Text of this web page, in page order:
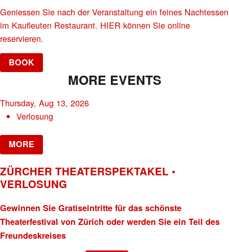
Geniessen Sie nach der Veranstaltung ein feines Nachtessen
im Kaufleuten Restaurant. HIER können Sie online
reservieren.
BOOK
MORE EVENTS
Thursday, Aug 13, 2026
Verlosung
MORE
ZÜRCHER THEATERSPEKTAKEL •
VERLOSUNG
Gewinnen Sie Gratiseintritte für das schönste
Theaterfestival von Zürich oder werden Sie ein Teil des
Freundeskreises